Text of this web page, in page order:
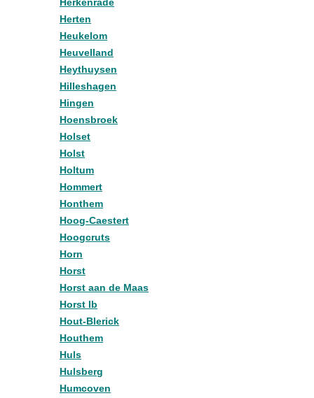
Herkenrade
Herten
Heukelom
Heuvelland
Heythuysen
Hilleshagen
Hingen
Hoensbroek
Holset
Holst
Holtum
Hommert
Honthem
Hoog-Caestert
Hoogcruts
Horn
Horst
Horst aan de Maas
Horst lb
Hout-Blerick
Houthem
Huls
Hulsberg
Humcoven